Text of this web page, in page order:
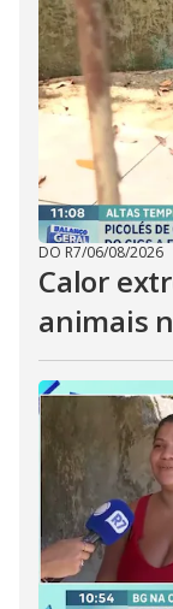
DO R7/06/08/2026
Calor
animais